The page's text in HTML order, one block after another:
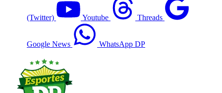
(Twitter) Youtube Threads
Google News WhatsApp DP